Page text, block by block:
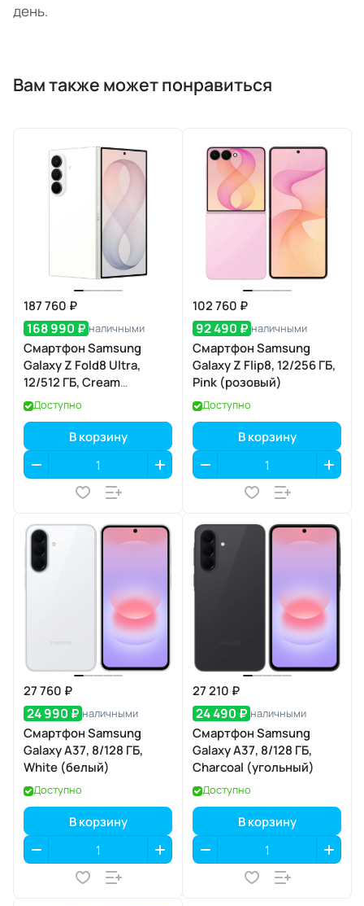
день.
Вам также может понравиться
187 760 ₽
168 990 ₽ наличными
Смартфон Samsung
Galaxy Z Fold8 Ultra,
12/512 ГБ, Cream
(кремовый)
Доступно
В корзину
102 760 ₽
92 490 ₽ наличными
Смартфон Samsung
Galaxy Z Flip8, 12/256 ГБ,
Pink (розовый)
Доступно
В корзину
27 760 ₽
24 990 ₽ наличными
Смартфон Samsung
Galaxy A37, 8/128 ГБ,
White (белый)
Доступно
В корзину
27 210 ₽
24 490 ₽ наличными
Смартфон Samsung
Galaxy A37, 8/128 ГБ,
Charcoal (угольный)
Доступно
В корзину